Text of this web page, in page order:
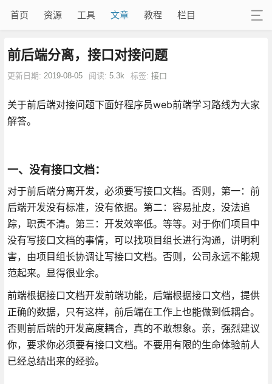
首页 资源 工具 文章 教程 栏目
前后端分离，接口对接问题
更新日期: 2019-08-05 阅读: 5.3k 标签: 接口
关于前后端对接问题下面好程序员web前端学习路线为大家
解答。
一、没有接口文档：
对于前后端分离开发，必须要写接口文档。否则，第一：前
后端开发没有标准，没有依据。第二：容易扯皮，没法追
踪，职责不清。第三：开发效率低。等等。对于你们项目中
没有写接口文档的事情，可以找项目组长进行沟通，讲明利
害，由项目组长协调让写接口文档。否则，公司永远不能规
范起来。显得很业余。
前端根据接口文档开发前端功能，后端根据接口文档，提供
正确的数据，只有这样，前后端在工作上也能做到低耦合。
否则前后端的开发高度耦合，真的不敢想象。亲，强烈建议
你，要求你必须要有接口文档。不要用有限的生命体验前人
已经总结出来的经验。